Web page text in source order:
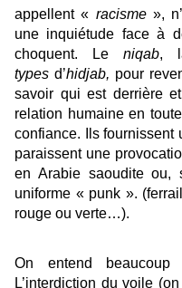
appellent « racisme »,
une inquiétude face à
choquent. Le niqab,
types d’hidjab, pour
savoir qui est derrière
relation humaine en
confiance. Ils fournissent
paraissent une
en Arabie saoudite ou,
uniforme « punk ».
rouge ou verte…).
On entend
L’interdiction du voile